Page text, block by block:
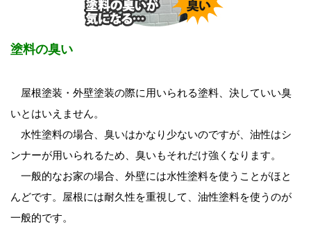
塗料の臭い
屋根塗装・外壁塗装の際に用いられる塗料、決していい臭
いとはいえません。
水性塗料の場合、臭いはかなり少ないのですが、油性はシ
ンナーが用いられるため、臭いもそれだけ強くなります。
一般的なお家の場合、外壁には水性塗料を使うことがほと
んどです。屋根には耐久性を重視して、油性塗料を使うのが
一般的です。